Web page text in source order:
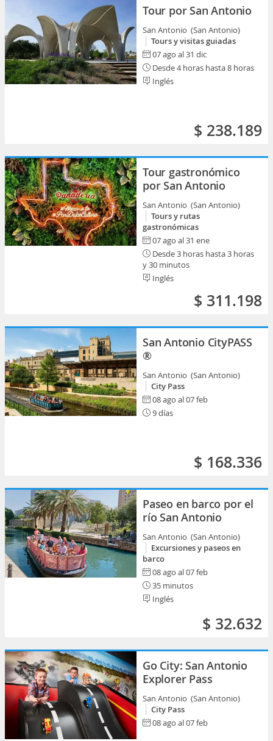
Tour por San Antonio
San Antonio (San Antonio)
Tours y visitas guiadas
07 ago al 31 dic
Desde 4 horas hasta 8 horas
Inglés
$ 238.189
Tour gastronómico
por San Antonio
San Antonio (San Antonio)
Tours y rutas
gastronómicas
07 ago al 31 ene
Desde 3 horas hasta 3 horas
y 30 minutos
Inglés
$ 311.198
San Antonio CityPASS
®
San Antonio (San Antonio)
City Pass
08 ago al 07 feb
9 días
$ 168.336
Paseo en barco por el
río San Antonio
San Antonio (San Antonio)
Excursiones y paseos en
barco
08 ago al 07 feb
35 minutos
Inglés
$ 32.632
Go City: San Antonio
Explorer Pass
San Antonio (San Antonio)
City Pass
08 ago al 07 feb